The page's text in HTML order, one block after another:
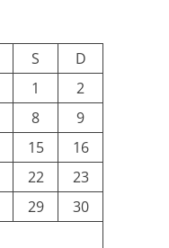
S
D
1
2
8
9
15
16
22
23
29
30